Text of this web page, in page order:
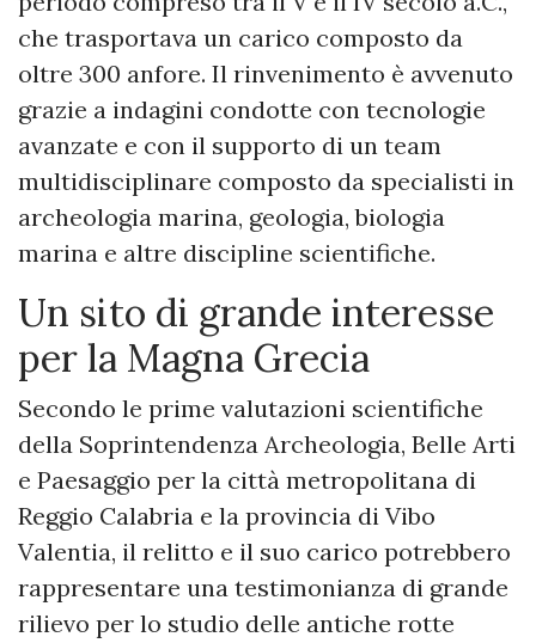
che trasportava un carico composto da
oltre 300 anfore. Il rinvenimento è avvenuto
grazie a indagini condotte con tecnologie
avanzate e con il supporto di un team
multidisciplinare composto da specialisti in
archeologia marina, geologia, biologia
marina e altre discipline scientifiche.
Un sito di grande interesse
per la Magna Grecia
Secondo le prime valutazioni scientifiche
della Soprintendenza Archeologia, Belle Arti
e Paesaggio per la città metropolitana di
Reggio Calabria e la provincia di Vibo
Valentia, il relitto e il suo carico potrebbero
rappresentare una testimonianza di grande
rilievo per lo studio delle antiche rotte